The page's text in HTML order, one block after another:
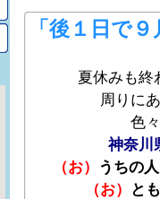
「後１日で
夏休みも終
周りに
色
神奈川
（お）
うちの
（お）
と